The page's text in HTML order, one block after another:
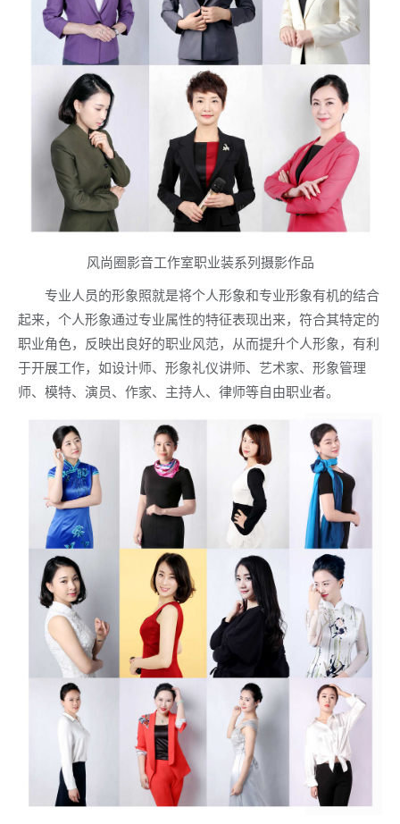
风尚圈影音工作室职业装系列摄影作品
专业人员的形象照就是将个人形象和专业形象有机的结合
起来，个人形象通过专业属性的特征表现出来，符合其特定的
职业角色，反映出良好的职业风范，从而提升个人形象，有利
于开展工作，如设计师、形象礼仪讲师、艺术家、形象管理
师、模特、演员、作家、主持人、律师等自由职业者。